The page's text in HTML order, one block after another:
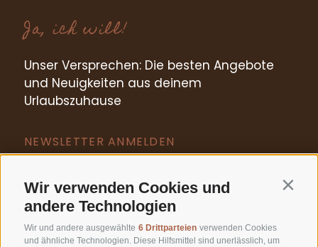
Wir verwenden Cookies und
andere Technologien
Wir und andere ausgewählte 6 Drittparteien verwenden Cookies
und ähnliche Technologien. Diese Hilfsmittel sind unerlässlich, um
Ja, ich will!
Unser Versprechen: Die besten Angebote
und Neuigkeiten aus deinem
Urlaubszuhause
NEWSLETTER ANMELDEN